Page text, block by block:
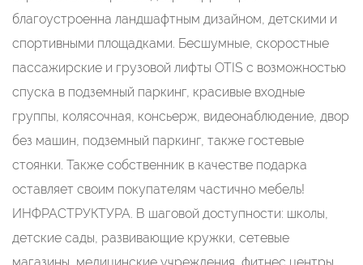
блaгoустроенна ландшафтным дизайном, детскими и
спортивными площадками. Бесшумные, скоростные
пассажирские и грузовой лифты ОТIS с возможностью
спуска в подземный паркинг, красивые входные
группы, колясочная, консьерж, видеонаблюдение, двор
без машин, подземный паркинг, также гостевые
стоянки. Также собственник в качестве подарка
оставляет своим покупателям частично мебель!
ИНФРАСТРУКТУРА. В шаговой доступности: школы,
детские сады, развивающие кружки, сетевые